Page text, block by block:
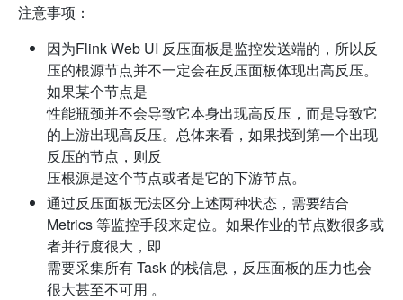
注意事项：
因为Flink Web UI 反压面板是监控发送端的，所以反
压的根源节点并不一定会在反压面板体现出高反压。
如果某个节点是
性能瓶颈并不会导致它本身出现高反压，而是导致它
的上游出现高反压。总体来看，如果找到第一个出现
反压的节点，则反
压根源是这个节点或者是它的下游节点。
通过反压面板无法区分上述两种状态，需要结合
Metrics 等监控手段来定位。如果作业的节点数很多或
者并行度很大，即
需要采集所有 Task 的栈信息，反压面板的压力也会
很大甚至不可用 。